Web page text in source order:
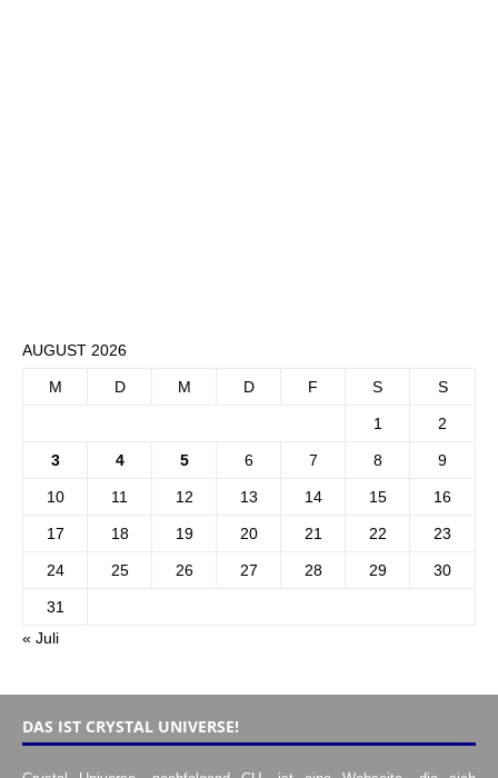
AUGUST 2026
M D M D F S S
1 2
3 4 5 6 7 8 9
10 11 12 13 14 15 16
17 18 19 20 21 22 23
24 25 26 27 28 29 30
31
« Juli
DAS IST CRYSTAL UNIVERSE!